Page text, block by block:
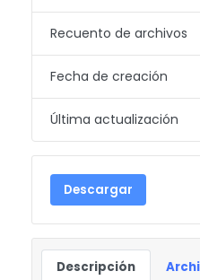
Recuento de archivos
Fecha de creación
Última actualización
Descargar
Descripción